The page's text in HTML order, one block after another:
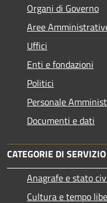
Organi di Governo
Aree
Uffici
Enti e fondazioni
Politici
Personale
Documenti e dati
CATEGORIE DI SERVIZIO
Anagrafe e stato
Cultura e tempo